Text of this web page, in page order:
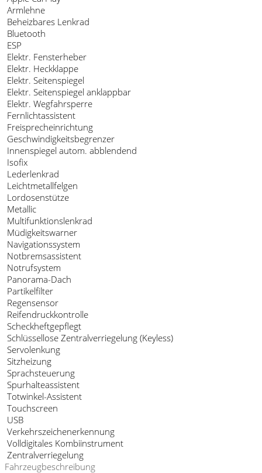
Armlehne
Beheizbares Lenkrad
Bluetooth
ESP
Elektr. Fensterheber
Elektr. Heckklappe
Elektr. Seitenspiegel
Elektr. Seitenspiegel anklappbar
Elektr. Wegfahrsperre
Fernlichtassistent
Freisprecheinrichtung
Geschwindigkeitsbegrenzer
Innenspiegel autom. abblendend
Isofix
Lederlenkrad
Leichtmetallfelgen
Lordosenstütze
Metallic
Multifunktionslenkrad
Müdigkeitswarner
Navigationssystem
Notbremsassistent
Notrufsystem
Panorama-Dach
Partikelfilter
Regensensor
Reifendruckkontrolle
Scheckheftgepflegt
Schlüssellose Zentralverriegelung (Keyless)
Servolenkung
Sitzheizung
Sprachsteuerung
Spurhalteassistent
Totwinkel-Assistent
Touchscreen
USB
Verkehrszeichenerkennung
Volldigitales Kombiinstrument
Zentralverriegelung
Fahrzeugbeschreibung